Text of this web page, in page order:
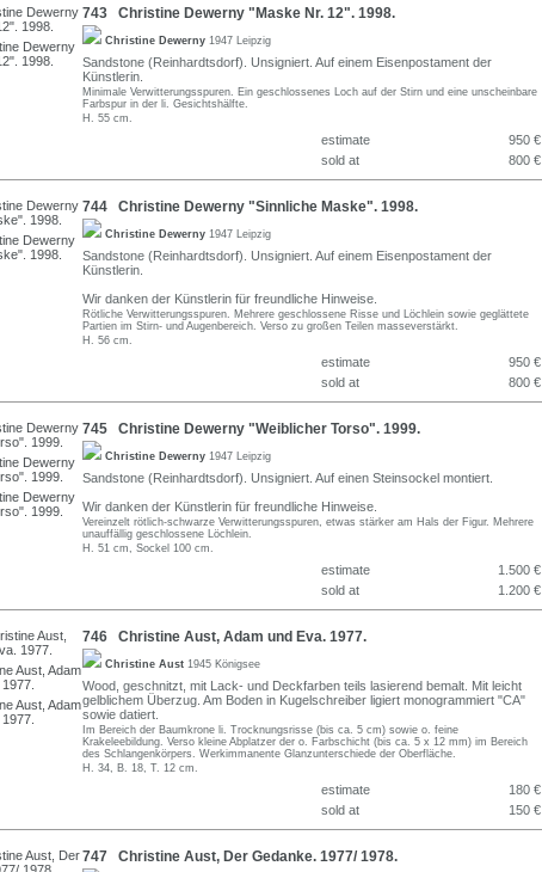
743 Christine Dewerny "Maske Nr. 12". 1998.
Christine Dewerny 1947 Leipzig
Sandstone (Reinhardtsdorf). Unsigniert. Auf einem Eisenpostament der
Künstlerin.
Minimale Verwitterungsspuren. Ein geschlossenes Loch auf der Stirn und eine unscheinbare
Farbspur in der li. Gesichtshälfte.
H. 55 cm.
estimate
950 €
sold at
800 €
744 Christine Dewerny "Sinnliche Maske". 1998.
Christine Dewerny 1947 Leipzig
Sandstone (Reinhardtsdorf). Unsigniert. Auf einem Eisenpostament der
Künstlerin.
Wir danken der Künstlerin für freundliche Hinweise.
Rötliche Verwitterungsspuren. Mehrere geschlossene Risse und Löchlein sowie geglättete
Partien im Stirn- und Augenbereich. Verso zu großen Teilen masseverstärkt.
H. 56 cm.
estimate
950 €
sold at
800 €
745 Christine Dewerny "Weiblicher Torso". 1999.
Christine Dewerny 1947 Leipzig
Sandstone (Reinhardtsdorf). Unsigniert. Auf einen Steinsockel montiert.
Wir danken der Künstlerin für freundliche Hinweise.
Vereinzelt rötlich-schwarze Verwitterungsspuren, etwas stärker am Hals der Figur. Mehrere
unauffällig geschlossene Löchlein.
H. 51 cm, Sockel 100 cm.
estimate
1.500 €
sold at
1.200 €
746 Christine Aust, Adam und Eva. 1977.
Christine Aust 1945 Königsee
Wood, geschnitzt, mit Lack- und Deckfarben teils lasierend bemalt. Mit leicht
gelblichem Überzug. Am Boden in Kugelschreiber ligiert monogrammiert "CA"
sowie datiert.
Im Bereich der Baumkrone li. Trocknungsrisse (bis ca. 5 cm) sowie o. feine
Krakeleebildung. Verso kleine Abplatzer der o. Farbschicht (bis ca. 5 x 12 mm) im Bereich
des Schlangenkörpers. Werkimmanente Glanzunterschiede der Oberfläche.
H. 34, B. 18, T. 12 cm.
estimate
180 €
sold at
150 €
747 Christine Aust, Der Gedanke. 1977/ 1978.